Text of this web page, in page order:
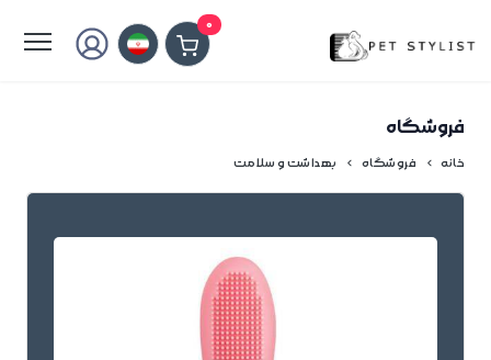
0
فروشگاه
خانه فروشگاه بهداشت و سلامت